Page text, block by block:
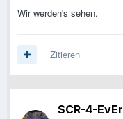
Wir werden's sehen.
Zitieren
SCR-4-EvEr